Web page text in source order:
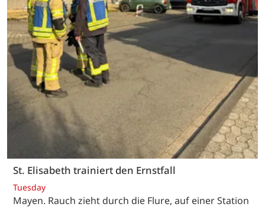
St. Elisabeth trainiert den Ernstfall
Tuesday
Mayen. Rauch zieht durch die Flure, auf einer Station